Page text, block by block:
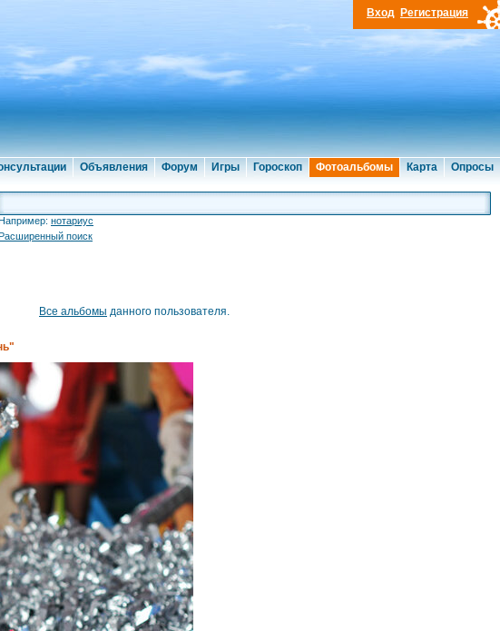
Объявления Форум Игры Гороскоп Фотоальбомы Карта Опросы
Вход Регистрация
нотариус
поиск
Все альбомы данного пользователя.